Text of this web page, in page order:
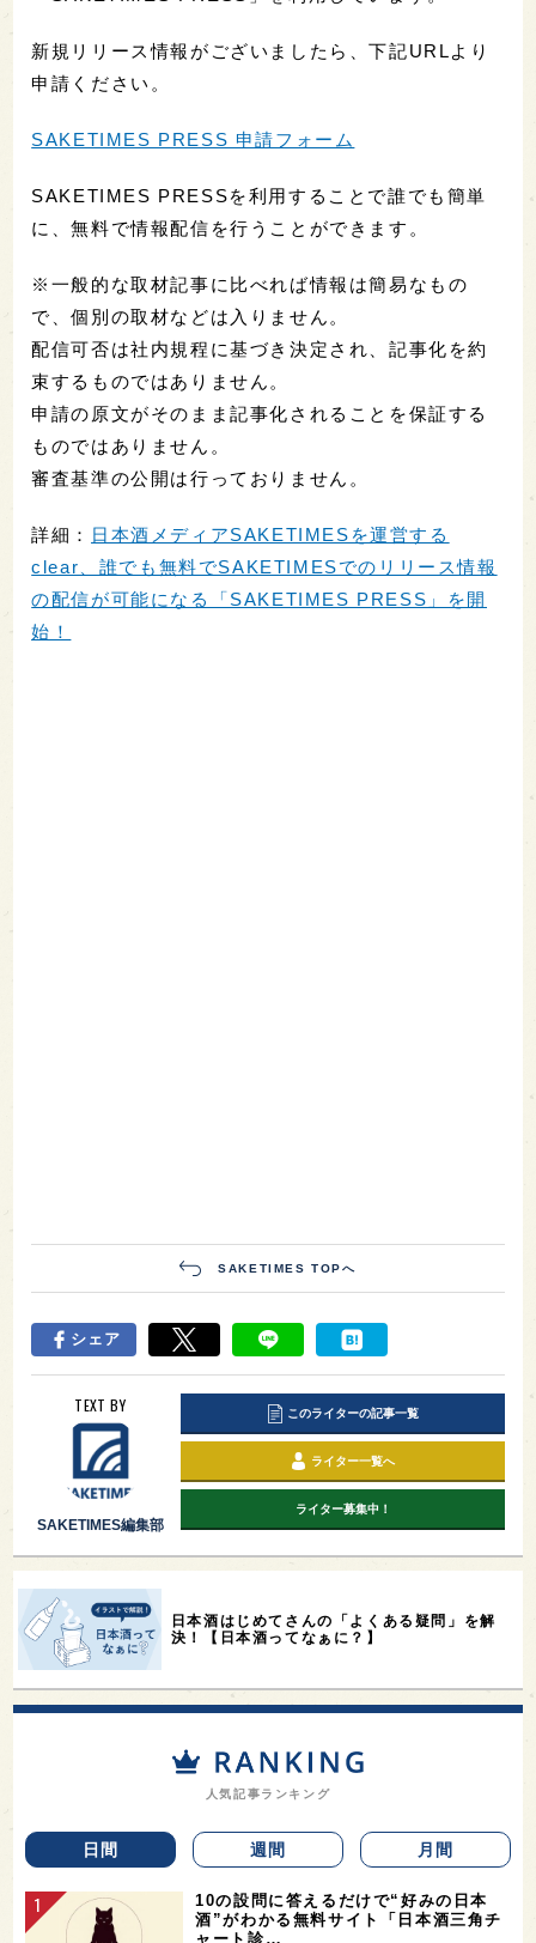
新規リリース情報がございましたら、下記URLより
申請ください。
SAKETIMES PRESS 申請フォーム
SAKETIMES PRESSを利用することで誰でも簡単
に、無料で情報配信を行うことができます。
※一般的な取材記事に比べれば情報は簡易なもの
で、個別の取材などは入りません。
配信可否は社内規程に基づき決定され、記事化を約
束するものではありません。
申請の原文がそのまま記事化されることを保証する
ものではありません。
審査基準の公開は行っておりません。
詳細： 日本酒メディアSAKETIMESを運営する
clear、誰でも無料でSAKETIMESでのリリース情報
の配信が可能になる「SAKETIMES PRESS」を開
始！
SAKETIMES TOPへ
シェア
TEXT BY
SAKETIMES編集部
このライターの記事一覧
ライター一覧へ
ライター募集中！
日本酒はじめてさんの「よくある疑問」を解
決！【日本酒ってなぁに？】
人気記事ランキング
日間 週間 月間
10の設問に答えるだけで“好みの日本
酒”がわかる無料サイト「日本酒三角チ
ャート診…